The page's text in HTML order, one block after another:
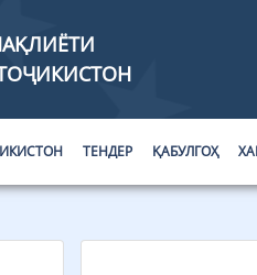
ТЕНДЕР ҚАБУЛГОҲ